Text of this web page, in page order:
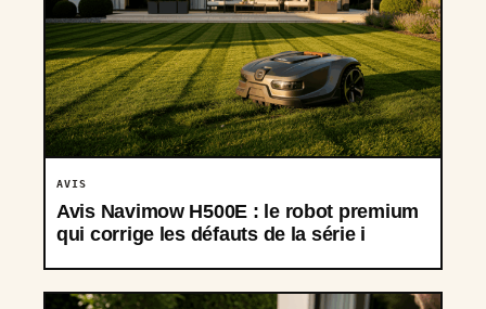
AVIS
Avis Navimow H500E : le robot premium
qui corrige les défauts de la série i